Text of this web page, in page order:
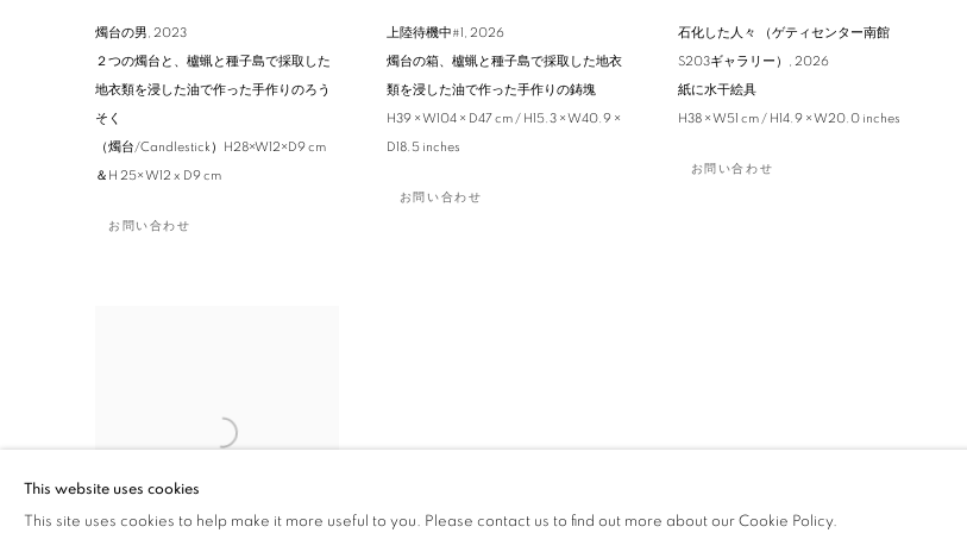
燭台の男 2023
２つの燭台と、櫨蝋と種子島で採取した
地衣類を浸した油で作った手作りのろう
そく
（燭台/Candlestick）H28×W12×D9 cm
＆H 25× W12 x D9 cm
お問い合わせ
上陸待機中#1 2026
燭台の箱、櫨蝋と種子島で採取した地衣
類を浸した油で作った手作りの鋳塊
H39 × W104 × D47 cm / H15.3 × W40.9 ×
D18.5 inches
お問い合わせ
石化した人々 （ゲティセンター南館
S203ギャラリー） 2026
紙に水干絵具
H38 × W51 cm / H14.9 × W20.0 inches
お問い合わせ
This website uses cookies
This site uses cookies to help make it more useful to you. Please contact us to find out more about our Cookie Policy.